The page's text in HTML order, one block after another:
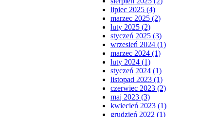
lipiec 2025 (4)
marzec 2025 (2)
luty 2025 (2)
styczeń 2025 (3)
wrzesień 2024 (1)
marzec 2024 (1)
luty 2024 (1)
styczeń 2024 (1)
listopad 2023 (1)
czerwiec 2023 (2)
maj 2023 (3)
kwiecień 2023 (1)
grudzień 2022 (1)